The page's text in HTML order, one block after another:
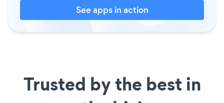
See apps in action
Trusted by the best in